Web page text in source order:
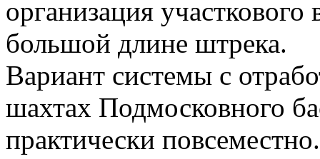
организация
большой длине штрека.
Вариант системы с
шахтах Подмосковного
практически повсеместно.